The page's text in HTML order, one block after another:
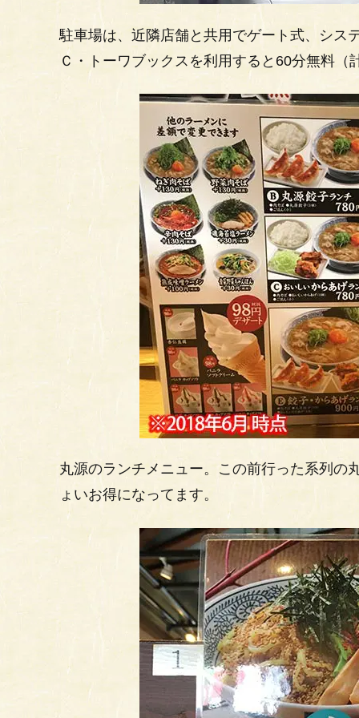
駐車場は、近隣店舗と共用でゲート式、シス
Ｃ・トーワブックスを利用すると60分無料
丸源のランチメニュー。この前行った系列の
ょいお得になってます。